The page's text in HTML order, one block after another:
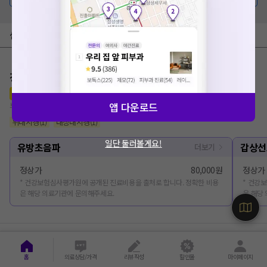
심평원 가격공개 병원
장진석내과의원
로그인 리뷰1
부산 중구 남포동
위내시경(1) 대장내시경(1)
유방초음파 더보기
정상가 80,000원
* 건강보험심사평가원에 공개된 진료비용을 출처로 합니다. 정확한 비용
은 해당 의료기관에 문의해주세요.
갑상
정상가
* 건강
은 해당
빛으로의원
홈 의료상담/가격 리뷰작성 할인몰 마이페이지
앱 다운로드
일단 둘러볼게요!